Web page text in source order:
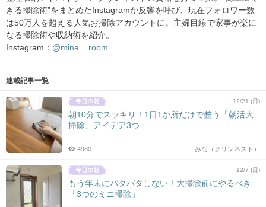
きる掃除術”をまとめたInstagramが反響を呼び、現在フォロワー数
は50万人を超える人気お掃除アカウントに。主婦目線で家事が楽に
なる掃除術や収納術を紹介。
Instagram： @mina__room
連載記事一覧
12/21 (日)
朝10分でスッキリ！1日1か所だけで整う「朝活大
掃除」アイデア3つ
みな（クリンネスト）
4980
12/7 (日)
もう年末にバタバタしない！大掃除前にやるべき
「3つのミニ掃除」